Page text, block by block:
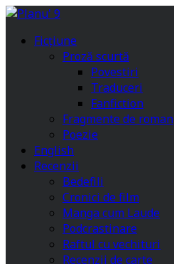
Ficțiune
Proză scurtă
Povestiri
Traduceri
Fanfiction
Fragmente de roman
Poezie
English
Recenzii
Bedefili
Cronici de film
Manga cum Laude
Podcrastinare
Raftul cu vechituri
Recenzii de carte